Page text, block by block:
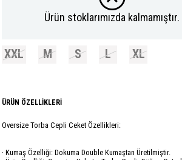
Ürün stoklarımızda kalmamıştır.
XXL M S L XL
ÜRÜN ÖZELLIKLERI
Oversize Torba Cepli Ceket Özellikleri:
· Kumaş Özelliği: Dokuma Double Kumaştan Üretilmiştir.